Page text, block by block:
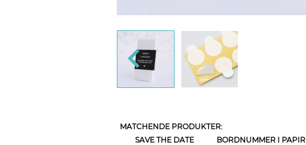
MATCHENDE PRODUKTER:
SAVE THE DATE
BORDNUMMER I PAPIR